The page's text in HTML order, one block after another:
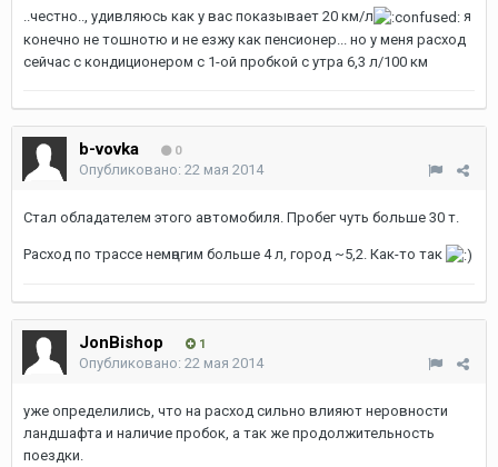
..честно.., удивляюсь как у вас показывает 20 км/л
я
конечно не тошнотю и не езжу как пенсионер... но у меня расход
сейчас с кондиционером с 1-ой пробкой с утра 6,3 л/100 км
b-vovka 0
Опубликовано: 22 мая 2014
Стал обладателем этого автомобиля. Пробег чуть больше 30 т.
Расход по трассе немңогим больше 4 л, город ~5,2. Как-то так
JonBishop 1
Опубликовано: 22 мая 2014
уже определились, что на расход сильно влияют неровности
ландшафта и наличие пробок, а так же продолжительность
поездки.